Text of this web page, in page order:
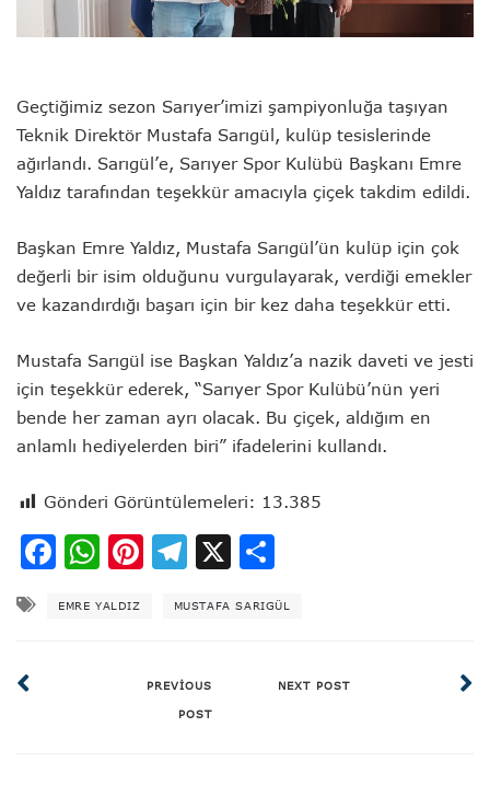
Geçtiğimiz sezon Sarıyer’imizi şampiyonluğa taşıyan
Teknik Direktör Mustafa Sarıgül, kulüp tesislerinde
ağırlandı. Sarıgül’e, Sarıyer Spor Kulübü Başkanı Emre
Yaldız tarafından teşekkür amacıyla çiçek takdim edildi.
Başkan Emre Yaldız, Mustafa Sarıgül’ün kulüp için çok
değerli bir isim olduğunu vurgulayarak, verdiği emekler
ve kazandırdığı başarı için bir kez daha teşekkür etti.
Mustafa Sarıgül ise Başkan Yaldız’a nazik daveti ve jesti
için teşekkür ederek, “Sarıyer Spor Kulübü’nün yeri
bende her zaman ayrı olacak. Bu çiçek, aldığım en
anlamlı hediyelerden biri” ifadelerini kullandı.
Gönderi Görüntülemeleri: 13.385
Facebook
WhatsApp
Pinterest
Telegram
X
EMRE YALDIZ MUSTAFA SARIGÜL
PREVIOUS
POST
NEXT POST